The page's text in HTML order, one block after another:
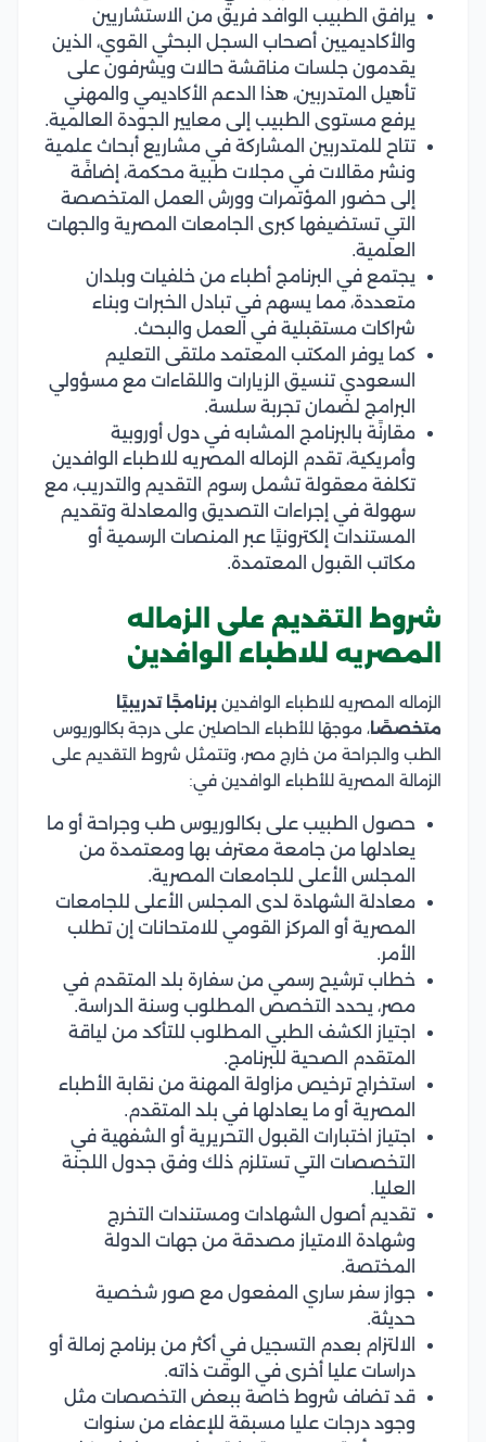
يرافق الطبيب الوافد فريق من الاستشاريين
والأكاديميين أصحاب السجل البحثي القوي، الذين
يقدمون جلسات مناقشة حالات ويشرفون على
تأهيل المتدربين، هذا الدعم الأكاديمي والمهني
يرفع مستوى الطبيب إلى معايير الجودة العالمية.
تتاح للمتدربين المشاركة في مشاريع أبحاث علمية
ونشر مقالات في مجلات طبية محكمة، إضافًة
إلى حضور المؤتمرات وورش العمل المتخصصة
التي تستضيفها كبرى الجامعات المصرية والجهات
العلمية.
يجتمع في البرنامج أطباء من خلفيات وبلدان
متعددة، مما يسهم في تبادل الخبرات وبناء
شراكات مستقبلية في العمل والبحث.
كما يوفر المكتب المعتمد ملتقى التعليم
السعودي تنسيق الزيارات واللقاءات مع مسؤولي
البرامج لضمان تجربة سلسة.
مقارنًة بالبرنامج المشابه في دول أوروبية
وأمريكية، تقدم الزماله المصريه للاطباء الوافدين
تكلفة معقولة تشمل رسوم التقديم والتدريب، مع
سهولة في إجراءات التصديق والمعادلة وتقديم
المستندات إلكترونيًا عبر المنصات الرسمية أو
مكاتب القبول المعتمدة.
شروط التقديم على الزماله
المصريه للاطباء الوافدين
الزماله المصريه للاطباء الوافدين برنامجًا تدريبيًا
متخصصًا، موجهًا للأطباء الحاصلين على درجة بكالوريوس
الطب والجراحة من خارج مصر، وتتمثل شروط التقديم على
الزمالة المصرية للأطباء الوافدين في:
حصول الطبيب على بكالوريوس طب وجراحة أو ما
يعادلها من جامعة معترف بها ومعتمدة من
المجلس الأعلى للجامعات المصرية.
معادلة الشهادة لدى المجلس الأعلى للجامعات
المصرية أو المركز القومي للامتحانات إن تطلب
الأمر.
خطاب ترشيح رسمي من سفارة بلد المتقدم في
مصر، يحدد التخصص المطلوب وسنة الدراسة.
اجتياز الكشف الطبي المطلوب للتأكد من لياقة
المتقدم الصحية للبرنامج.
استخراج ترخيص مزاولة المهنة من نقابة الأطباء
المصرية أو ما يعادلها في بلد المتقدم.
اجتياز اختبارات القبول التحريرية أو الشفهية في
التخصصات التي تستلزم ذلك وفق جدول اللجنة
العليا.
تقديم أصول الشهادات ومستندات التخرج
وشهادة الامتياز مصدقة من جهات الدولة
المختصة.
جواز سفر ساري المفعول مع صور شخصية
حديثة.
الالتزام بعدم التسجيل في أكثر من برنامج زمالة أو
دراسات عليا أخرى في الوقت ذاته.
قد تضاف شروط خاصة ببعض التخصصات مثل
وجود درجات عليا مسبقة للإعفاء من سنوات